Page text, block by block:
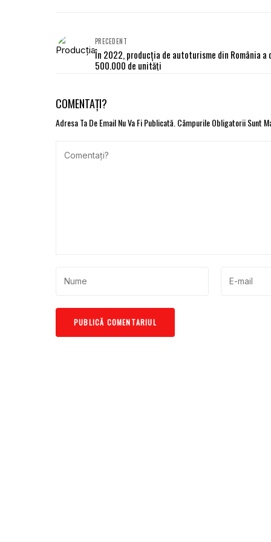
PRECEDENT
În 2022, producţia de autoturisme din România a
500.000 de unităţi
COMENTAȚI?
Adresa Ta De Email Nu Va Fi Publicată. Câmpurile Obligatorii Sunt